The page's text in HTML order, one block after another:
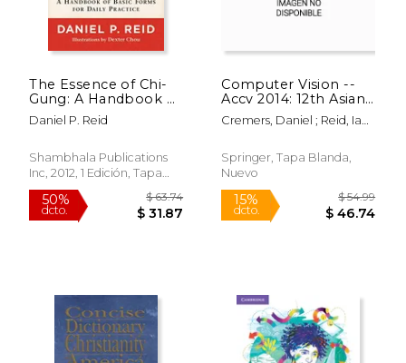
The Essence of Chi-
Gung: A Handbook of
Basic Forms for Daily
Practice (en Inglés)
Daniel P. Reid
Shambhala Publications
Inc, 2012, 1 Edición, Tapa
Blanda, Nuevo
Computer Vision --
Accv 2014: 12th Asian
Conference on
Computer Vision,
Singapore,
November 1-5, 2014,
Papers, Part V (en
Inglés)
Cremers, Daniel ; Reid, Ian ;
Springer, Tapa Blanda,
Nuevo